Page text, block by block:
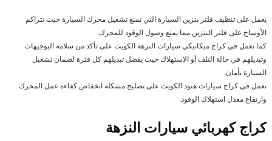
يعمل على تنظيف فلتر بنزين السيارة التي تمنع تشغيل محرك السيارة حيث تتراكم
الأوساخ على فلتر البنزين مما يمنع وصول الوقود للمحرك.
كما نعمل في كراج ميكانيكي سيارات النزهة الكويت على تأكد من سلامة البوجيهات
وتبديلهم في حالة التلف أو الاستهلاك حيث يفضل تبديلهم كل فترة لضمان تشغيل
السيارة بأمان.
نعمل في كراج سيارات هنود الكويت على تصليح مشكلة انخفاض كفاءة عمل المحرك
وارتفاع معدل استهلاك الوقود.
كراج كهربائي سيارات النزهة